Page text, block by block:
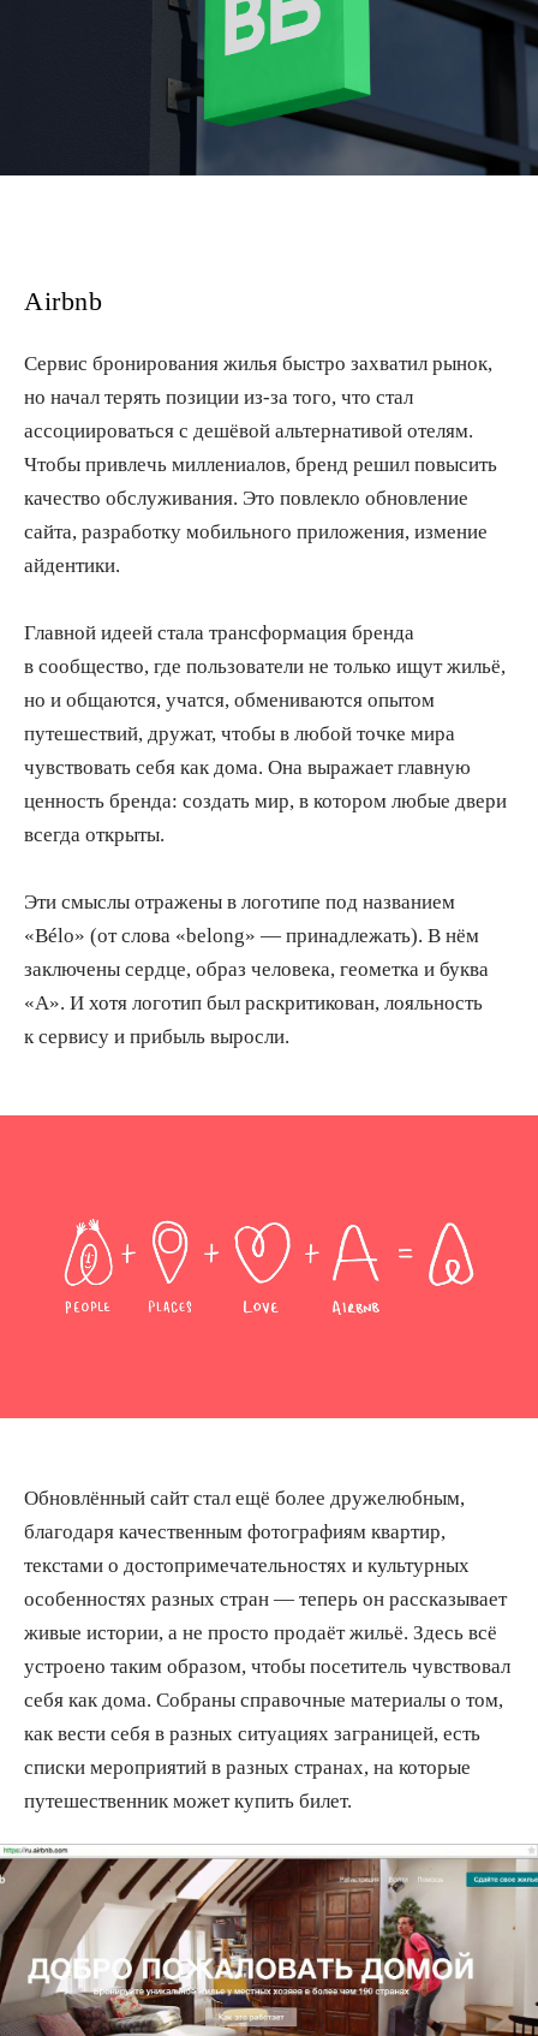
Airbnb
Сервис бронирования жилья быстро захватил рынок,
но начал терять позиции из-за того, что стал
ассоциироваться с дешёвой альтернативой отелям.
Чтобы привлечь миллениалов, бренд решил повысить
качество обслуживания. Это повлекло обновление
сайта, разработку мобильного приложения, измение
айдентики.
Главной идеей стала трансформация бренда
в сообщество, где пользователи не только ищут жильё,
но и общаются, учатся, обмениваются опытом
путешествий, дружат, чтобы в любой точке мира
чувствовать себя как дома. Она выражает главную
ценность бренда: создать мир, в котором любые двери
всегда открыты.
Эти смыслы отражены в логотипе под названием
«Bélo» (от слова «belong» — принадлежать). В нём
заключены сердце, образ человека, геометка и буква
«А». И хотя логотип был раскритикован, лояльность
к сервису и прибыль выросли.
Обновлённый сайт стал ещё более дружелюбным,
благодаря качественным фотографиям квартир,
текстами о достопримечательностях и культурных
особенностях разных стран — теперь он рассказывает
живые истории, а не просто продаёт жильё. Здесь всё
устроено таким образом, чтобы посетитель чувствовал
себя как дома. Собраны справочные материалы о том,
как вести себя в разных ситуациях заграницей, есть
списки мероприятий в разных странах, на которые
путешественник может купить билет.